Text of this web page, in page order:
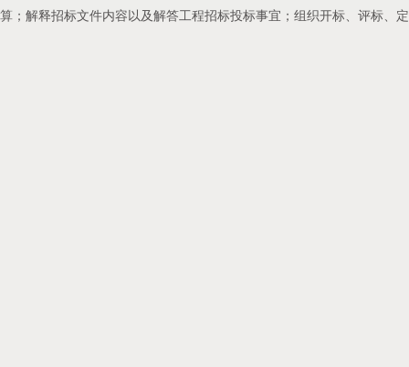
算；解释招标文件内容以及解答工程招标投标事宜；组织开标、评标、